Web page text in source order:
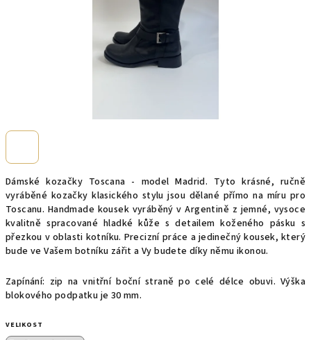
Dámské kozačky Toscana - model Madrid. Tyto krásné, ručně
vyráběné kozačky klasického stylu jsou dělané přímo na míru pro
Toscanu. Handmade kousek vyráběný v Argentině z jemné, vysoce
kvalitně spracované hladké kůže s detailem koženého pásku s
přezkou v oblasti kotníku. Precizní práce a jedinečný kousek, který
bude ve Vašem botníku zářit a Vy budete díky němu ikonou.
Zapínání: zip na vnitřní boční straně po celé délce obuvi. Výška
blokového podpatku je 30 mm.
VELIKOST